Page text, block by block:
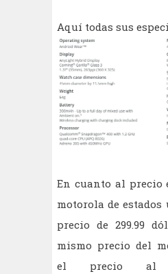
Aquí todas sus
En cuanto al precio
motorola de
precio de 299.99
mismo precio del
el precio al